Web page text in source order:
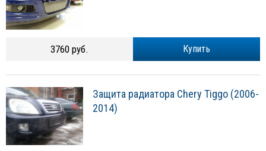
Купить
3760 руб.
Защита радиатора Chery Tiggo (2006-
2014)